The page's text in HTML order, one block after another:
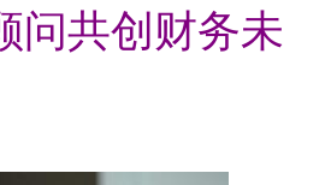
问共创财务未